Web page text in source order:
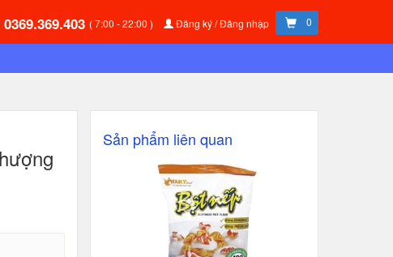
0369.369.403 ( 7:00 - 22:00 ) Đăng ký / Đăng nhập 0
Sản phẩm liên quan